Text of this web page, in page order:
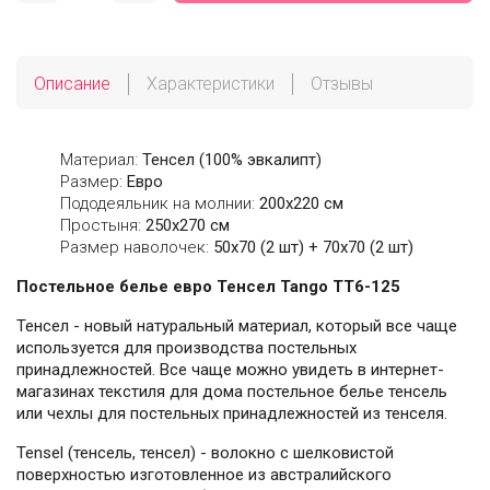
Описание Характеристики Отзывы
Материал: Тенсел (100% эвкалипт)
Размер: Евро
Пододеяльник на молнии: 200х220 см
Простыня: 250х270 см
Размер наволочек: 50x70 (2 шт) + 70x70 (2 шт)
Постельное белье евро Тенсел Tango TT6-125
Тенсел - новый натуральный материал, который все чаще
используется для производства постельных
принадлежностей. Все чаще можно увидеть в интернет-
магазинах текстиля для дома постельное белье тенсель
или чехлы для постельных принадлежностей из тенселя.
Tensel (тенсель, тенсел) - волокно с шелковистой
поверхностью изготовленное из австралийского